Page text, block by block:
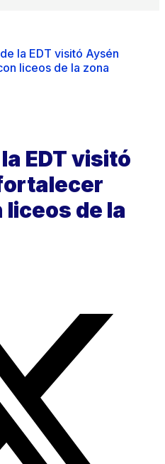
la EDT visitó Aysén
liceos de la zona
EDT visitó
de la